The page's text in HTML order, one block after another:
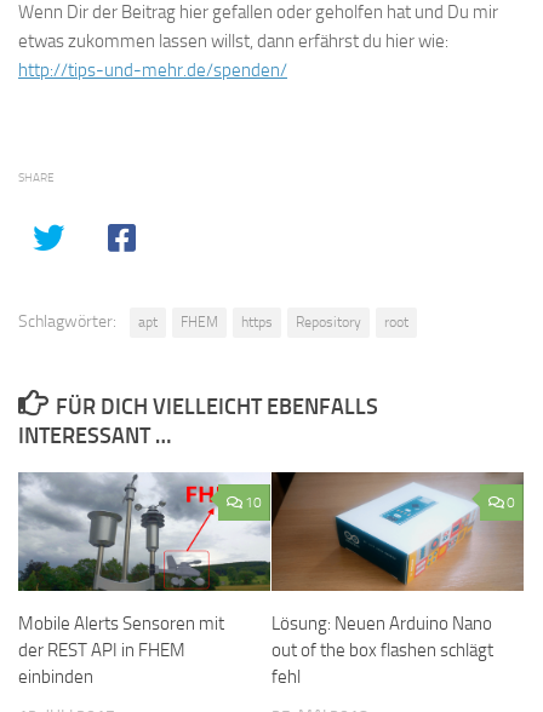
Wenn Dir der Beitrag hier gefallen oder geholfen hat und Du mir
etwas zukommen lassen willst, dann erfährst du hier wie:
http://tips-und-mehr.de/spenden/
SHARE
Schlagwörter: apt FHEM https Repository root
FÜR DICH VIELLEICHT EBENFALLS
INTERESSANT …
10
Mobile Alerts Sensoren mit
der REST API in FHEM
einbinden
0
Lösung: Neuen Arduino Nano
out of the box flashen schlägt
fehl